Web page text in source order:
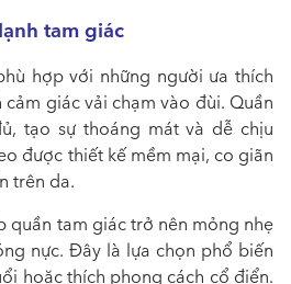
tam giác
hợp với những người ưa thích
giác vải chạm vào đùi. Quần
tạo sự thoáng mát và dễ chịu
được thiết kế mềm mại, co giãn
trên da.
quần tam giác trở nên mỏng nhẹ
nực. Đây là lựa chọn phổ biến
hoặc thích phong cách cổ điển.